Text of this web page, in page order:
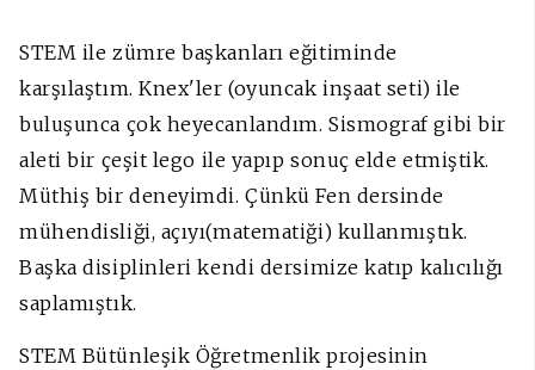
STEM ile zümre başkanları eğitiminde
karşılaştım. Knex'ler (oyuncak inşaat seti) ile
buluşunca çok heyecanlandım. Sismograf gibi bir
aleti bir çeşit lego ile yapıp sonuç elde etmiştik.
Müthiş bir deneyimdi. Çünkü Fen dersinde
mühendisliği, açıyı(matematiği) kullanmıştık.
Başka disiplinleri kendi dersimize katıp kalıcılığı
saplamıştık.
STEM Bütünleşik Öğretmenlik projesinin